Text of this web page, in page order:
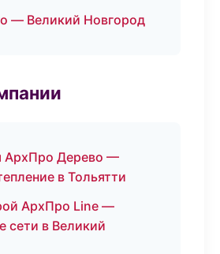
— Великий Новгород
АрхПро Дерево —
в Тольятти
АрхПро Line —
сети в Великий